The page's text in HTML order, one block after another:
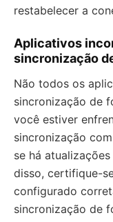
restabelecer a
Aplicativos
sincronização
Não todos os
sincronização de
você estiver
sincronização
se há
disso, certifique-
configurado
sincronização de